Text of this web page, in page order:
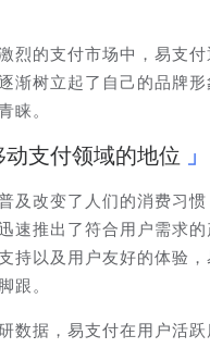
烈的支付市场中，易支
渐树立起了自己的品牌
睐。
动支付领域的地位
及改变了人们的消费习
速推出了符合用户需求
持以及用户友好的体验
跟。
数据，易支付在用户活